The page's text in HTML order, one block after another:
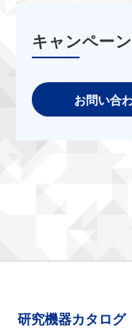
キャンペー
お問い合
研究機器カタログ